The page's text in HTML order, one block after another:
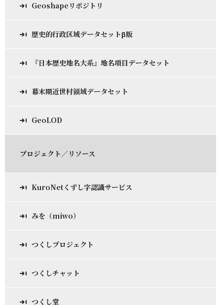
Geoshapeリポジトリ
歴史的行政区域データセットβ版
『日本歴史地名大系』地名項目データセット
幕末期近世村領域データセット
GeoLOD
プロジェクト／リソース
KuroNetくずし字認識サービス
みを（miwo）
つくしプロジェクト
つくしチャット
つくし堂